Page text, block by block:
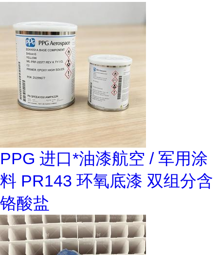
PPG 进口*油漆航空 / 军用涂
料 PR143 环氧底漆 双组分含
铬酸盐